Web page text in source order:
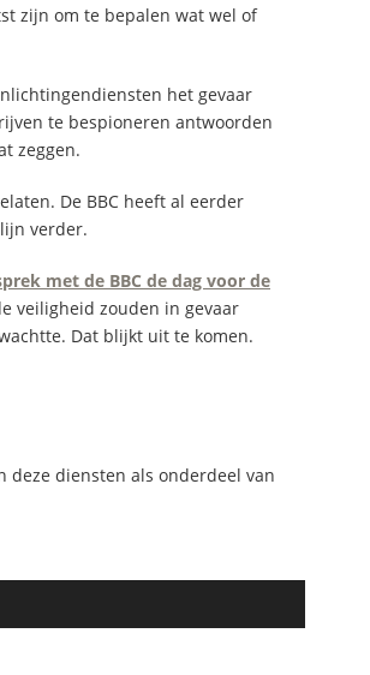
zijn om te bepalen wat wel of
het gevaar
te bespioneren antwoorden
zeggen.
De BBC heeft al eerder
verder.
met de BBC de dag voor de
veiligheid zouden in gevaar
Dat blijkt uit te komen.
deze diensten als onderdeel van